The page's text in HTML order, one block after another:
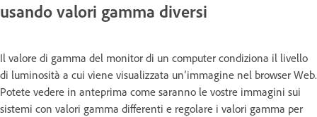
usando valori gamma diversi
Il valore di gamma del monitor di un computer condiziona il livello
di luminosità a cui viene visualizzata un’immagine nel browser Web.
Potete vedere in anteprima come saranno le vostre immagini sui
sistemi con valori gamma differenti e regolare i valori gamma per